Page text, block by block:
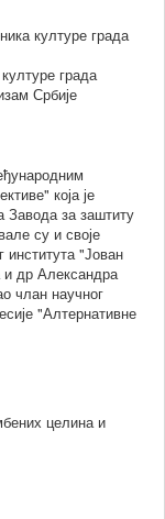
културе града
града
Србије
која је
Завода за заштиту
су и своје
института "Јован
др Александра
члан научног
"Алтернативне
целина и